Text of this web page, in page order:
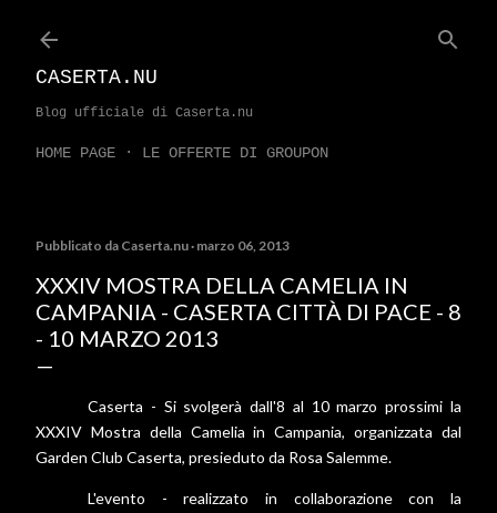
CASERTA.NU
Blog ufficiale di Caserta.nu
HOME PAGE LE OFFERTE DI GROUPON
Pubblicato da Caserta.nu marzo 06, 2013
XXXIV MOSTRA DELLA CAMELIA IN
CAMPANIA - CASERTA CITTÀ DI PACE - 8
- 10 MARZO 2013
Caserta - Si svolgerà dall'8 al 10 marzo prossimi la
XXXIV Mostra della Camelia in Campania, organizzata dal
Garden Club Caserta, presieduto da Rosa Salemme.
L'evento - realizzato in collaborazione con la